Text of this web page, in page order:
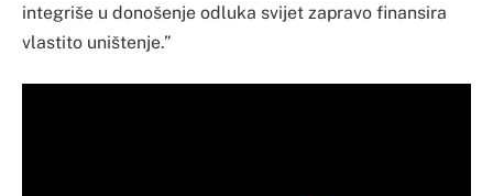
integriše u donošenje odluka svijet zapravo finansira
vlastito uništenje.”